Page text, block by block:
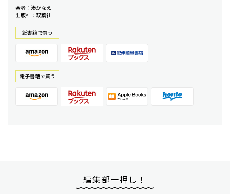
著者：湊かなえ
出版社：双葉社
紙書籍で買う
電⼦書籍で買う
編集部一押し！